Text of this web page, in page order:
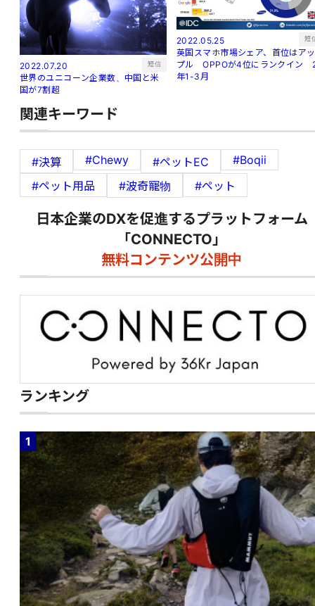
2022.07.20 短信
世界のユニコーン企業数、中国と米
国が7割超
2022.05.25 短
英国スマホ市場シェア、首位はアッ
プル OPPOが4位にランクイン
年1-3月
関連キーワード
#決算 #Chewy #ペットEC
#Boqii
#ペット用品
#波奇寵物 #ペット
日本企業のDXを促進するプラットフォーム
「CONNECTO」
無料コンテンツ公開中
ランキング
1